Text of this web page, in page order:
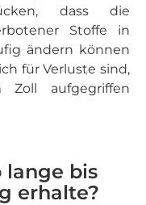
dass die
Stoffe in
ändern können
für Verluste sind,
aufgegriffen
lange bis
erhalte?